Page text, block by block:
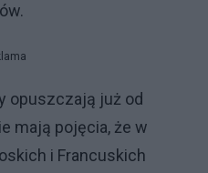
opuszczają już od
mają pojęcia, że w
i Francuskich